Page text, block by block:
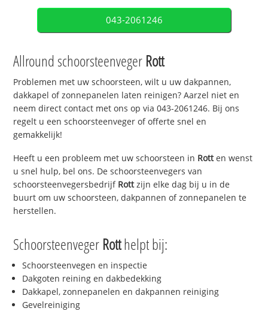
043-2061246
Allround schoorsteenveger Rott
Problemen met uw schoorsteen, wilt u uw dakpannen,
dakkapel of zonnepanelen laten reinigen? Aarzel niet en
neem direct contact met ons op via 043-2061246. Bij ons
regelt u een schoorsteenveger of offerte snel en
gemakkelijk!
Heeft u een probleem met uw schoorsteen in Rotten wenst
u snel hulp, bel ons. De schoorsteenvegers van
schoorsteenvegersbedrijf Rottzijn elke dag bij u in de
buurt om uw schoorsteen, dakpannen of zonnepanelen te
herstellen.
Schoorsteenveger Rotthelpt bij:
Schoorsteenvegen en inspectie
Dakgoten reining en dakbedekking
Dakkapel, zonnepanelen en dakpannen reiniging
Gevelreiniging